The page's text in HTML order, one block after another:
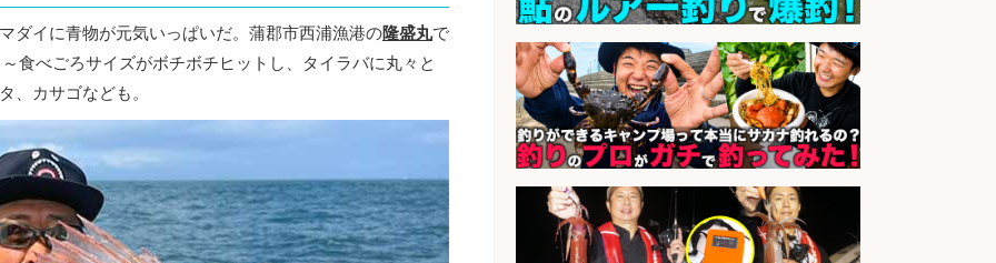
ダイに青物が元気いっぱいだ。蒲郡市西浦漁港の隆盛丸で
食べごろサイズがボチボチヒットし、タイラバに丸々と
、カサゴなども。
会社名 株式会社スタッフサービス
sponsored by 求人ボックス
大手釣り具メーカー 電動リールの機
械設計/NX/44万～
会社名
ーズ株式会社
sponsored by 求人ボックス